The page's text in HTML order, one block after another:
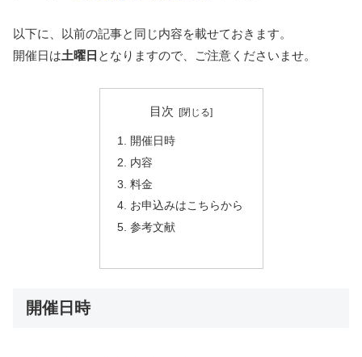
以下に、以前の記事と同じ内容を載せておきます。
開催日は土曜日 となりますので、ご注意くださいませ。
目次
開催日時
内容
料金
お申込みはこちらから
参考文献
開催日時